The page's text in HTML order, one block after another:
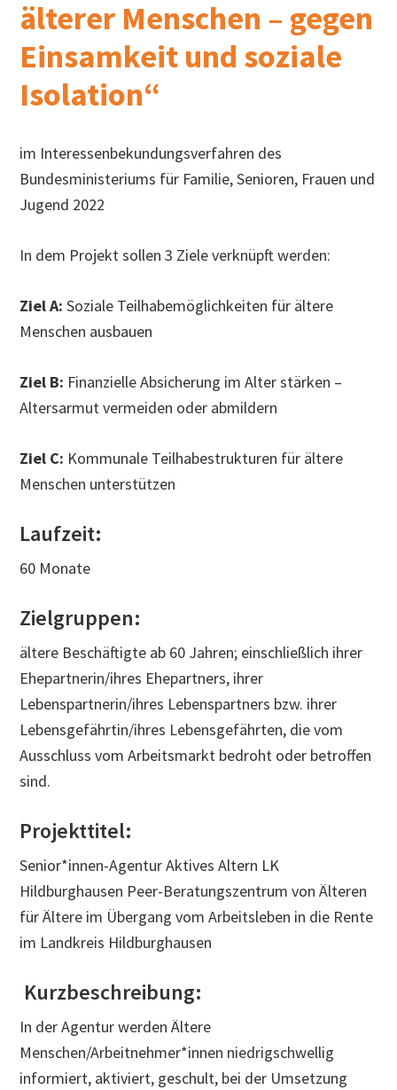
h
u
c
e
n
älterer Menschen – gegen
Einsamkeit und soziale
Isolation“
im Interessenbekundungsverfahren des
Bundesministeriums für Familie, Senioren, Frauen und
Jugend 2022
In dem Projekt sollen 3 Ziele verknüpft werden:
Ziel A: Soziale Teilhabemöglichkeiten für ältere
Menschen ausbauen
Ziel B: Finanzielle Absicherung im Alter stärken –
Altersarmut vermeiden oder abmildern
Ziel C: Kommunale Teilhabestrukturen für ältere
Menschen unterstützen
Laufzeit:
60 Monate
Zielgruppen:
ältere Beschäftigte ab 60 Jahren; einschließlich ihrer
Ehepartnerin/ihres Ehepartners, ihrer
Lebenspartnerin/ihres Lebenspartners bzw. ihrer
Lebensgefährtin/ihres Lebensgefährten, die vom
Ausschluss vom Arbeitsmarkt bedroht oder betroffen
sind.
Projekttitel:
Senior*innen-Agentur Aktives Altern LK
Hildburghausen Peer-Beratungszentrum von Älteren
für Ältere im Übergang vom Arbeitsleben in die Rente
im Landkreis Hildburghausen
Kurzbeschreibung:
In der Agentur werden Ältere
Menschen/Arbeitnehmer*innen niedrigschwellig
informiert, aktiviert, geschult, bei der Umsetzung